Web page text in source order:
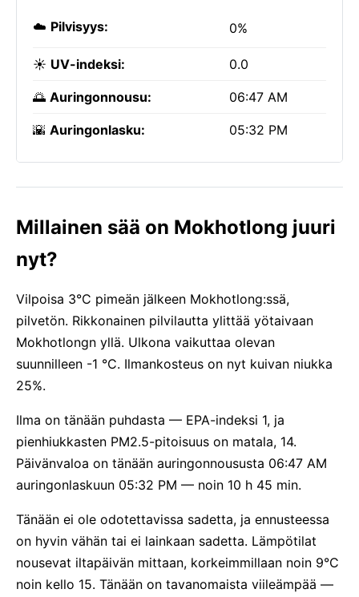
☁️ Pilvisyys: 0%
☀️ UV-indeksi: 0.0
🌅 Auringonnousu: 06:47 AM
🌇 Auringonlasku: 05:32 PM
Millainen sää on Mokhotlong juuri
nyt?
Vilpoisa 3°C pimeän jälkeen Mokhotlong:ssä,
pilvetön. Rikkonainen pilvilautta ylittää yötaivaan
Mokhotlongn yllä. Ulkona vaikuttaa olevan
suunnilleen -1 °C. Ilmankosteus on nyt kuivan niukka
25%.
Ilma on tänään puhdasta — EPA-indeksi 1, ja
pienhiukkasten PM2.5-pitoisuus on matala, 14.
Päivänvaloa on tänään auringonnoususta 06:47 AM
auringonlaskuun 05:32 PM — noin 10 h 45 min.
Tänään ei ole odotettavissa sadetta, ja ennusteessa
on hyvin vähän tai ei lainkaan sadetta. Lämpötilat
nousevat iltapäivän mittaan, korkeimmillaan noin 9°C
noin kello 15. Tänään on tavanomaista viileämpää —